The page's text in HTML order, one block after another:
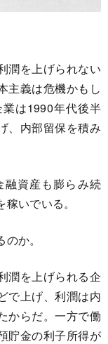
潤を上げられない
主義は危機かもし
は1990年代後半
、内部留保を積み
資産も膨らみ続
いでいる。
か。
潤を上げられる企
で上げ、利潤は内
からだ。一方で働
貯金の利子所得が